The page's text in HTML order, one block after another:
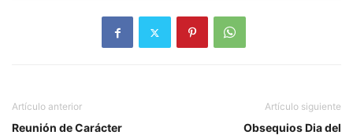
Artículo anterior
Reunión de Carácter
Artículo siguiente
Obsequios Dia del